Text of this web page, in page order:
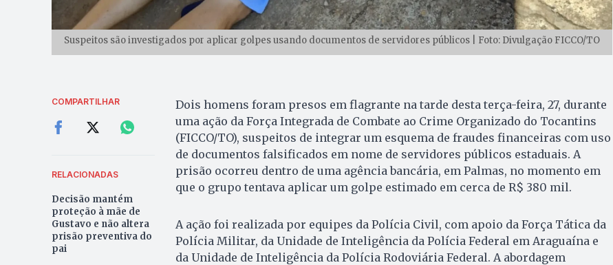
Suspeitos são investigados por aplicar golpes usando documentos de servidores públicos | Foto: Divulgação FICCO/TO
COMPARTILHAR
RELACIONADAS
Decisão mantém
proteção à mãe de
Gustavo e não altera
prisão preventiva do
pai
Dois homens foram presos em flagrante na tarde desta terça-feira, 27, durante
uma ação da Força Integrada de Combate ao Crime Organizado do Tocantins
(FICCO/TO), suspeitos de integrar um esquema de fraudes financeiras com uso
de documentos falsificados em nome de servidores públicos estaduais. A
prisão ocorreu dentro de uma agência bancária, em Palmas, no momento em
que o grupo tentava aplicar um golpe estimado em cerca de R$ 380 mil.
A ação foi realizada por equipes da Polícia Civil, com apoio da Força Tática da
Polícia Militar, da Unidade de Inteligência da Polícia Federal em Araguaína e
da Unidade de Inteligência da Polícia Rodoviária Federal. A abordagem